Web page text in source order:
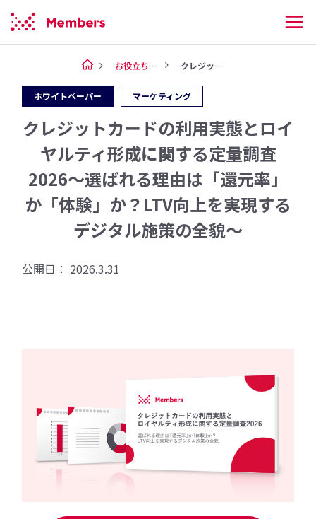
お役立ち情報 クレジットカードの利用実態とロ...
ホワイトペーパー マーケティング
クレジットカードの利用実態とロイ
ヤルティ形成に関する定量調査
2026～選ばれる理由は「還元率」
か「体験」か？LTV向上を実現する
デジタル施策の全貌～
公開日： 2026.3.31